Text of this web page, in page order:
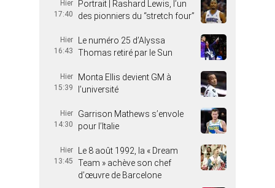
Hier
17:40
Portrait | Rashard Lewis, l’un
des pionniers du “stretch four”
Hier
16:43
Le numéro 25 d’Alyssa
Thomas retiré par le Sun
Hier
15:39
Monta Ellis devient GM à
l’université
Hier
14:30
Garrison Mathews s’envole
pour l’Italie
Hier
13:45
Le 8 août 1992, la « Dream
Team » achève son chef
d’œuvre de Barcelone